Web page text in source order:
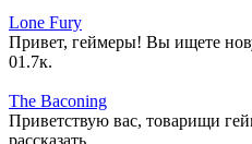
Lone Fury
Привет, геймеры! Вы ищете
01.7к.
The Baconing
Приветствую вас, товарищи